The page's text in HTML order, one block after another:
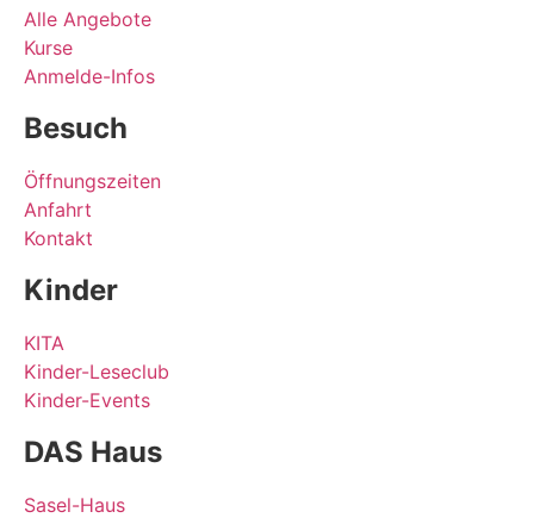
Alle Angebote
Kurse
Anmelde-Infos
Besuch
Öffnungszeiten
Anfahrt
Kontakt
Kinder
KITA
Kinder-Leseclub
Kinder-Events
DAS Haus
Sasel-Haus